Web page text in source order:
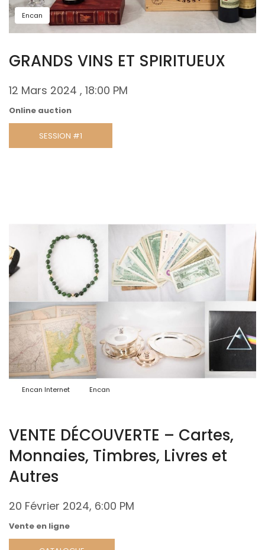
Encan
GRANDS VINS ET SPIRITUEUX
12 Mars 2024 , 18:00 PM
Online auction
SESSION #1
Encan Internet Encan
VENTE DÉCOUVERTE – Cartes,
Monnaies, Timbres, Livres et
Autres
20 Février 2024, 6:00 PM
Vente en ligne